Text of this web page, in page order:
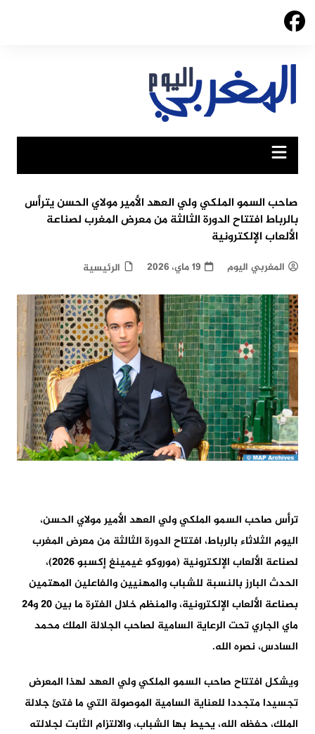
Skip
صاحب السمو الملكي ولي العهد الأمير مولاي الحسن يترأس
بالرباط افتتاح الدورة الثالثة من معرض المغرب لصناعة
الألعاب الإلكترونية
المغربي اليوم 19 ماي، 2026 الرئيسية
ترأس صاحب السمو الملكي ولي العهد الأمير مولاي الحسن،
اليوم الثلاثاء بالرباط، افتتاح الدورة الثالثة من معرض المغرب
لصناعة الألعاب الإلكترونية (موروكو غيمينغ إكسبو 2026)،
الحدث البارز بالنسبة للشباب والمهنيين والفاعلين المهتمين
بصناعة الألعاب الإلكترونية، والمنظم خلال الفترة ما بين 20 و24
ماي الجاري تحت الرعاية السامية لصاحب الجلالة الملك محمد
السادس، نصره الله.
ويشكل افتتاح صاحب السمو الملكي ولي العهد لهذا المعرض
تجسيدا متجددا للعناية السامية الموصولة التي ما فتئ جلالة
الملك، حفظه الله، يحيط بها الشباب، والالتزام الثابت لجلالته